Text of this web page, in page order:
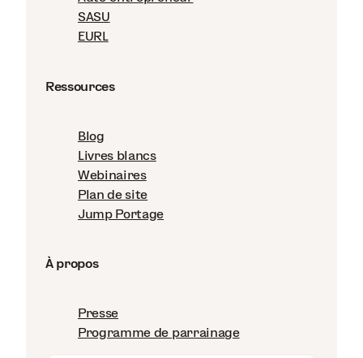
SASU
EURL
Ressources
Blog
Livres blancs
Webinaires
Plan de site
Jump Portage
À propos
Presse
Programme de parrainage